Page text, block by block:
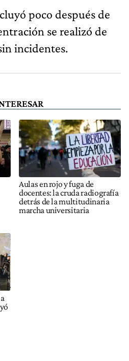
poco después de
se realizó de
incidentes.
Aulas en rojo y fuga de
docentes: la cruda radiografía
detrás de la multitudinaria
marcha universitaria